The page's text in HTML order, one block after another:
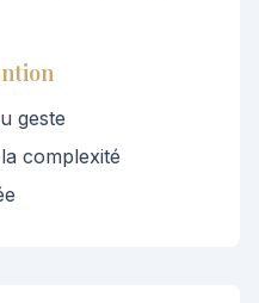
geste
complexité